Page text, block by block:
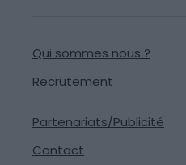
Qui sommes nous ?
Recrutement
Partenariats/Publicité
Contact